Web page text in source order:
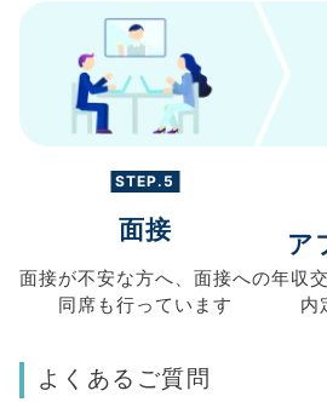
STEP.5
面接
面接が不安な方へ、 面接への
同席も行っています
ア
年収
内
よくあるご質問